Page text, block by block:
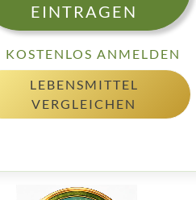
EINTRAGEN
KOSTENLOS ANMELDEN
LEBENSMITTEL
VERGLEICHEN